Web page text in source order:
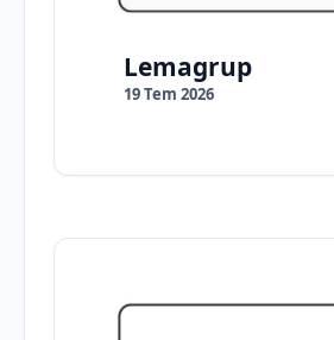
Lemagrup
19 Tem 2026